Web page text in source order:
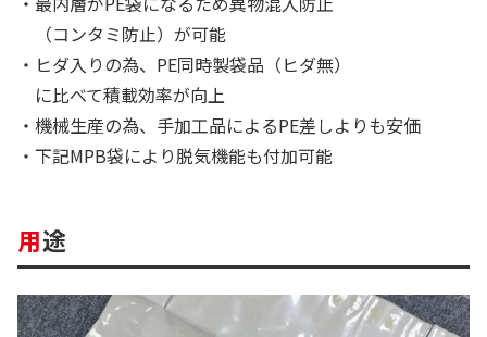
（コンタミ防止）が可能
ヒダ入りの為、PE同時製袋品（ヒダ無）
に比べて積載効率が向上
機械生産の為、手加工品によるPE差しよりも安価
下記MPB袋により脱気機能も付加可能
用途